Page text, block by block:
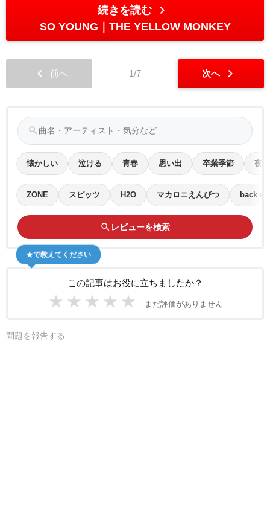
続きを読む chevron_right
SO YOUNG THE YELLOW MONKEY
chevron_left 前へ 1/7 次へ chevron_right
search
懐かしい 泣ける 青春 思い出 卒業季節 夜
ZONE スピッツ H2O マカロニえんぴつ back
search レビューを検索
この記事はお役に立ちましたか？
★ ★ ★ ★ ★ まだ評価がありません
★で教えてください
問題を報告する